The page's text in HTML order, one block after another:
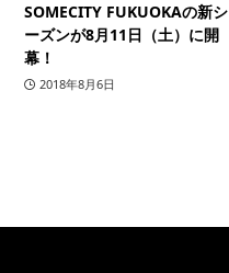
SOMECITY FUKUOKAの新シ
ーズンが8月11日（土）に開
幕！
2018年8月6日